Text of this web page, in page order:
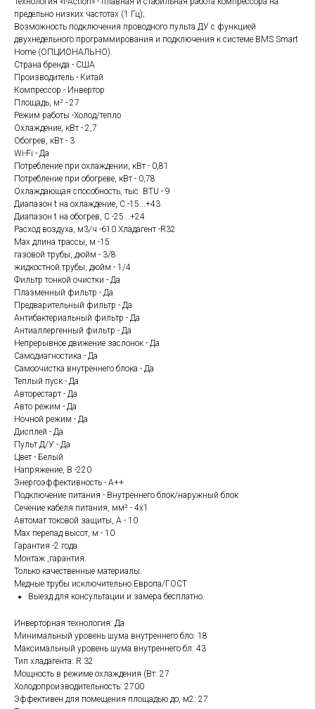
предельно низких частотах (1 Гц);
Возможность подключения проводного пульта ДУ с функцией
двухнедельного программирования и подключения к системе BMS Smart
Home (ОПЦИОНАЛЬНО).
Страна бренда - США
Производитель - Китай
Компрессор - Инвертор
Площадь, м² - 27
Режим работы -Холод/тепло
Охлаждение, кВт - 2,7
Обогрев, кВт - 3
Wi-Fi - Да
Потребление при охлаждении, кВт - 0,81
Потребление при обогреве, кВт - 0,78
Охлаждающая способность, тыс. BTU - 9
Диапазон t на охлаждение, С -15...+43
Диапазон t на обогрев, С -25...+24
Расход воздуха, м3/ч -610 Хладагент -R32
Max длина трассы, м -15
газовой трубы, дюйм - 3/8
жидкостной трубы, дюйм - 1/4
Фильтр тонкой очистки - Да
Плазменный фильтр - Да
Предварительный фильтр - Да
Антибактериальный фильтр - Да
Антиаллергенный фильтр - Да
Непрерывное движение заслонок - Да
Самодиагностика - Да
Самоочистка внутреннего блока - Да
Теплый пуск - Да
Авторестарт - Да
Авто режим - Да
Ночной режим - Да
Дисплей - Да
Пульт Д/У - Да
Цвет - Белый
Напряжение, В -220
Энергоэффективность - A++
Подключение питания - Внутреннего блок/наружный блок
Сечение кабеля питания, мм² - 4х1
Автомат токовой защиты, А - 10
Max перепад высот, м - 10
Гарантия -2 года
Монтаж ,гарантия.
Только качественные материалы.
Медные трубы исключительно Европа/ГОСТ
Выезд для консультации и замера бесплатно.
Инверторная технология: Да
Минимальный уровень шума внутреннего бло: 18
Максимальный уровень шума внутреннего бл: 43
Тип хладагента: R 32
Мощность в режиме охлаждения (Вт: 27
Холодопроизводительность: 2700
Эффективен для помещения площадью до, м2: 27